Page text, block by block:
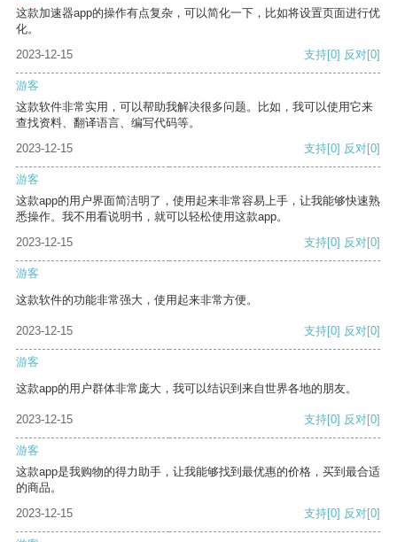
这款加速器app的操作有点复杂，可以简化一下，比如将设置页面进行优
化。
2023-12-15
支持[0] 反对[0]
游客
这款软件非常实用，可以帮助我解决很多问题。比如，我可以使用它来
查找资料、翻译语言、编写代码等。
2023-12-15
支持[0] 反对[0]
游客
这款app的用户界面简洁明了，使用起来非常容易上手，让我能够快速熟
悉操作。我不用看说明书，就可以轻松使用这款app。
2023-12-15
支持[0] 反对[0]
游客
这款软件的功能非常强大，使用起来非常方便。
2023-12-15 支持[0] 反对[0]
游客
这款app的用户群体非常庞大，我可以结识到来自世界各地的朋友。
2023-12-15 支持[0] 反对[0]
游客
这款app是我购物的得力助手，让我能够找到最优惠的价格，买到最合适
的商品。
2023-12-15
支持[0] 反对[0]